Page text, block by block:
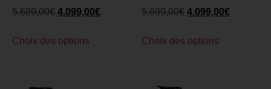
5.699,00€ 4.099,00€
Choix des options
5.699,00€ 4.099,00€
Choix des options